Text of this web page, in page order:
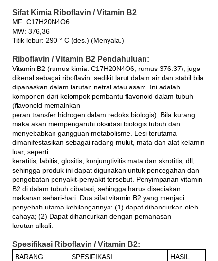
Sifat Kimia Riboflavin / Vitamin B2
MF: C17H20N4O6
MW: 376,36
Titik lebur: 290 ° C (des.) (Menyala.)
Riboflavin / Vitamin B2 Pendahuluan:
Vitamin B2 (rumus kimia: C17H20N4O6, rumus 376.37), juga
dikenal sebagai riboflavin, sedikit larut dalam air dan stabil bila
dipanaskan dalam larutan netral atau asam. Ini adalah
komponen dari kelompok pembantu flavonoid dalam tubuh
(flavonoid memainkan
peran transfer hidrogen dalam redoks biologis). Bila kurang
maka akan mempengaruhi oksidasi biologis tubuh dan
menyebabkan gangguan metabolisme. Lesi terutama
dimanifestasikan sebagai radang mulut, mata dan alat kelamin
luar, seperti
keratitis, labitis, glositis, konjungtivitis mata dan skrotitis, dll,
sehingga produk ini dapat digunakan untuk pencegahan dan
pengobatan penyakit-penyakit tersebut. Penyimpanan vitamin
B2 di dalam tubuh dibatasi, sehingga harus disediakan
makanan sehari-hari. Dua sifat vitamin B2 yang menjadi
penyebab utama kehilangannya: (1) dapat dihancurkan oleh
cahaya; (2) Dapat dihancurkan dengan pemanasan
larutan alkali.
Spesifikasi Riboflavin / Vitamin B2:
BARANG SPESIFIKASI HASIL